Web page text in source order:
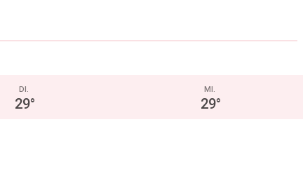
DI.
29°
MI.
29°